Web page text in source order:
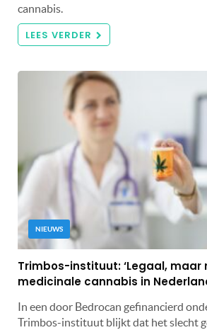
cannabis.
LEES VERDER
NIEUWS
Trimbos-instituut: ‘Legaal,
medicinale cannabis in
In een door Bedrocan gefinancierd
Trimbos-instituut blijkt dat het slecht